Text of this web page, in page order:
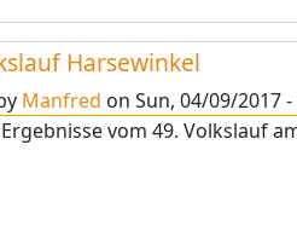
Harsewinkel
Manfred on Sun, 04/09/2017 -
vom 49. Volkslauf